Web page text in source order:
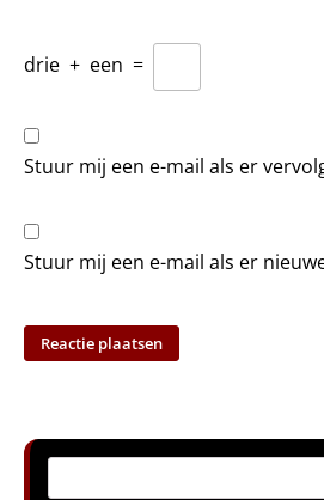
drie + een =
Stuur mij een e-mail als er
Stuur mij een e-mail als er